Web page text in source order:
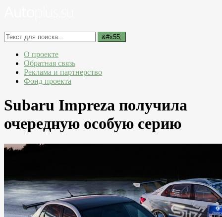
О проекте
Обратная связь
Реклама и партнерство
Фонд проекта
Subaru Impreza получила
очередную особую серию